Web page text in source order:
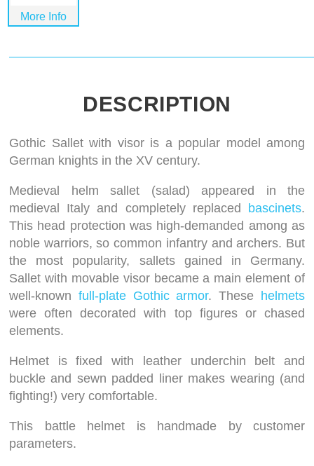
More Info
DESCRIPTION
Gothic Sallet with visor is a popular model among
German knights in the XV century.
Medieval helm sallet (salad) appeared in the
medieval Italy and completely replaced bascinets.
This head protection was high-demanded among as
noble warriors, so common infantry and archers. But
the most popularity, sallets gained in Germany.
Sallet with movable visor became a main element of
well-known full-plate Gothic armor. These helmets
were often decorated with top figures or chased
elements.
Helmet is fixed with leather underchin belt and
buckle and sewn padded liner makes wearing (and
fighting!) very comfortable.
This battle helmet is handmade by customer
parameters.